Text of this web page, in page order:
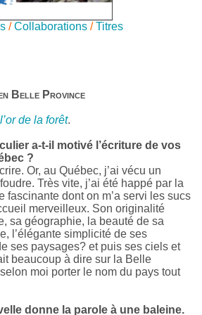
/Collaborations /Titres
Belle Province
de la forêt.
a-t-il motivé l’écriture de vos
?
Or, au Québec, j’ai vécu un
Très vite, j’ai été happé par la
fascinante dont on m’a servi les sucs
merveilleux. Son originalité
sa géographie, la beauté de sa
l’élégante simplicité de ses
ses paysages? et puis ses ciels et
beaucoup à dire sur la Belle
moi porter le nom du pays tout
donne la parole à une baleine.